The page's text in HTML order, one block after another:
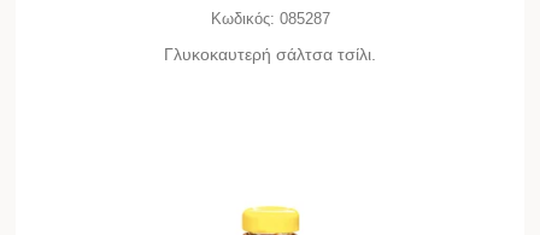
Κωδικός: 085287
Γλυκοκαυτερή σάλτσα τσίλι.